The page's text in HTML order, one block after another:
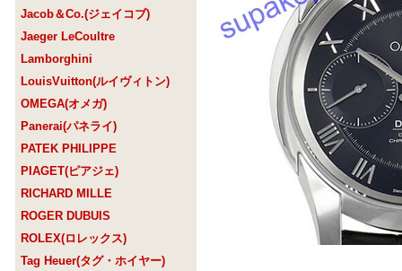
Jacob＆Co.(ジェイコブ)
Jaeger LeCoultre
Lamborghini
LouisVuitton(ルイヴィトン)
OMEGA(オメガ)
Panerai(パネライ)
PATEK PHILIPPE
PIAGET(ピアジェ)
RICHARD MILLE
ROGER DUBUIS
ROLEX(ロレックス)
Tag Heuer(タグ・ホイヤー)